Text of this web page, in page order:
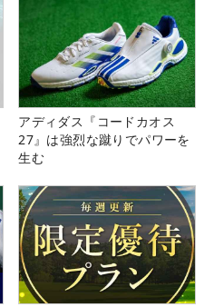
アディダス『コードカオス
27』は強烈な蹴りでパワーを
生む